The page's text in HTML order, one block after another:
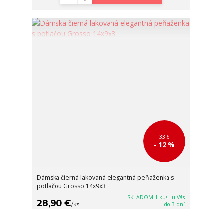
33 €
- 12 %
Dámska čierná lakovaná elegantná peňaženka s
potlačou Grosso 14x9x3
28,90 €/ks
SKLADOM 1 kus - u Vás
do 3 dní